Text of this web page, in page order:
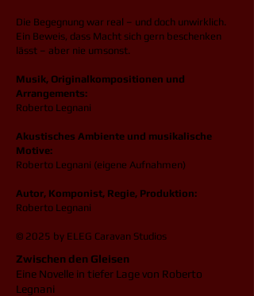
Die Begegnung war real – und doch unwirklich.
Ein Beweis, dass Macht sich gern beschenken
lässt – aber nie umsonst.
Musik, Originalkompositionen und
Arrangements:
Roberto Legnani
Akustisches Ambiente und musikalische
Motive:
Roberto Legnani (eigene Aufnahmen)
Autor, Komponist, Regie, Produktion:
Roberto Legnani
© 2025 by ELEG Caravan Studios​
Zwischen den Gleisen
Eine Novelle in tiefer Lage von Roberto
Legnani